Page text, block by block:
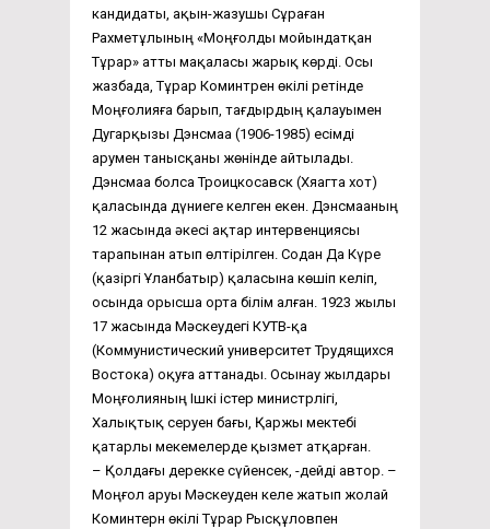
кандидаты, ақын-жазушы Сұраған
Рахметұлының «Моңғолды мойындатқан
Тұрар» атты мақаласы жарық көрді. Осы
жазбада, Тұрар Коминтрен өкілі ретінде
Моңғолияға барып, тағдырдың қалауымен
Дугарқызы Дэнсмаа (1906-1985) есімді
арумен танысқаны жөнінде айтылады.
Дэнсмаа болса Троицкосавск (Хяагта хот)
қаласында дүниеге келген екен. Дэнсмааның
12 жасында әкесі ақтар интервенциясы
тарапынан атып өлтірілген. Содан Да Күре
(қазіргі Ұланбатыр) қаласына көшіп келіп,
осында орысша орта білім алған. 1923 жылы
17 жасында Мәскеудегі КУТВ-қа
(Коммунистический университет Трудящихся
Востока) оқуға аттанады. Осынау жылдары
Моңғолияның Ішкі істер министрлігі,
Халықтық серуен бағы, Қаржы мектебі
қатарлы мекемелерде қызмет атқарған.
– Қолдағы дерекке сүйенсек, -дейді автор. –
Моңғол аруы Мәскеуден келе жатып жолай
Коминтерн өкілі Тұрар Рысқұловпен